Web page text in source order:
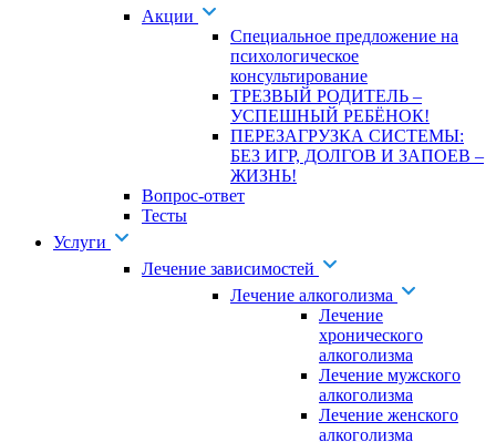
Акции
Специальное предложение на
психологическое
консультирование
ТРЕЗВЫЙ РОДИТЕЛЬ –
УСПЕШНЫЙ РЕБЁНОК!
ПЕРЕЗАГРУЗКА СИСТЕМЫ:
БЕЗ ИГР, ДОЛГОВ И ЗАПОЕВ –
ЖИЗНЬ!
Вопрос-ответ
Тесты
Услуги
Лечение зависимостей
Лечение алкоголизма
Лечение
хронического
алкоголизма
Лечение мужского
алкоголизма
Лечение женского
алкоголизма